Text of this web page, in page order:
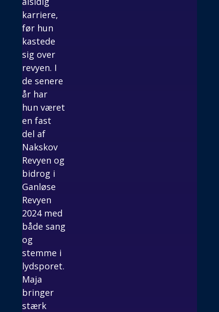
karriere,
før hun
kastede
sig over
revyen. I
de senere
år har
hun været
en fast
del af
Nakskov
Revyen og
bidrog i
Ganløse
Revyen
2024 med
både sang
og
stemme i
lydsporet.
Maja
bringer
stærk